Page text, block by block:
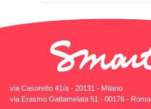
via Casoretto 41/a - 20131 - Milano
via Erasmo Gattamelata 51 - 00176 - Roma